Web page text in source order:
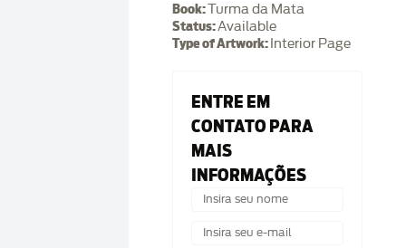
Book:Turma da Mata
Status:Available
Type of Artwork: Interior Page
ENTRE EM
CONTATO PARA
MAIS
INFORMAÇÕES